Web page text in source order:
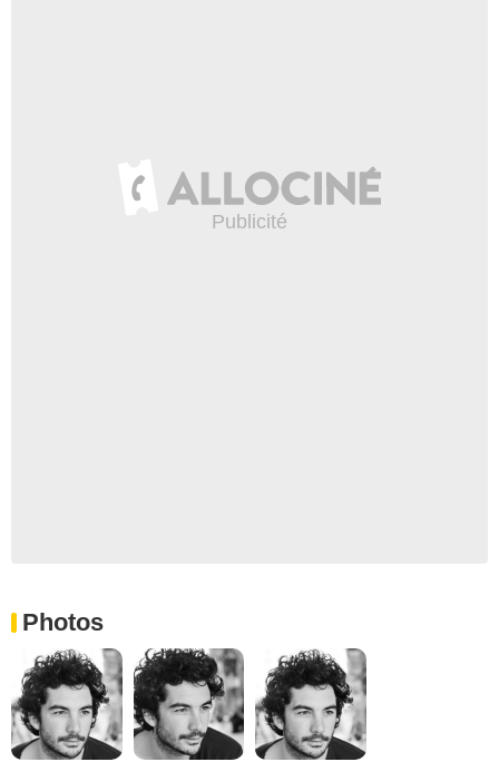
Photos